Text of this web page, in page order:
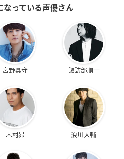
なっている声優さん
宮野真守 諏訪部順一
木村昴 浪川大輔